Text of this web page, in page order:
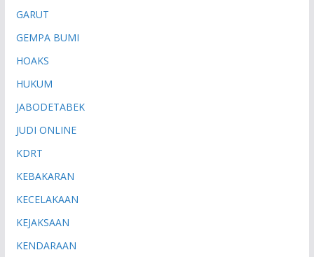
GARUT
GEMPA BUMI
HOAKS
HUKUM
JABODETABEK
JUDI ONLINE
KDRT
KEBAKARAN
KECELAKAAN
KEJAKSAAN
KENDARAAN